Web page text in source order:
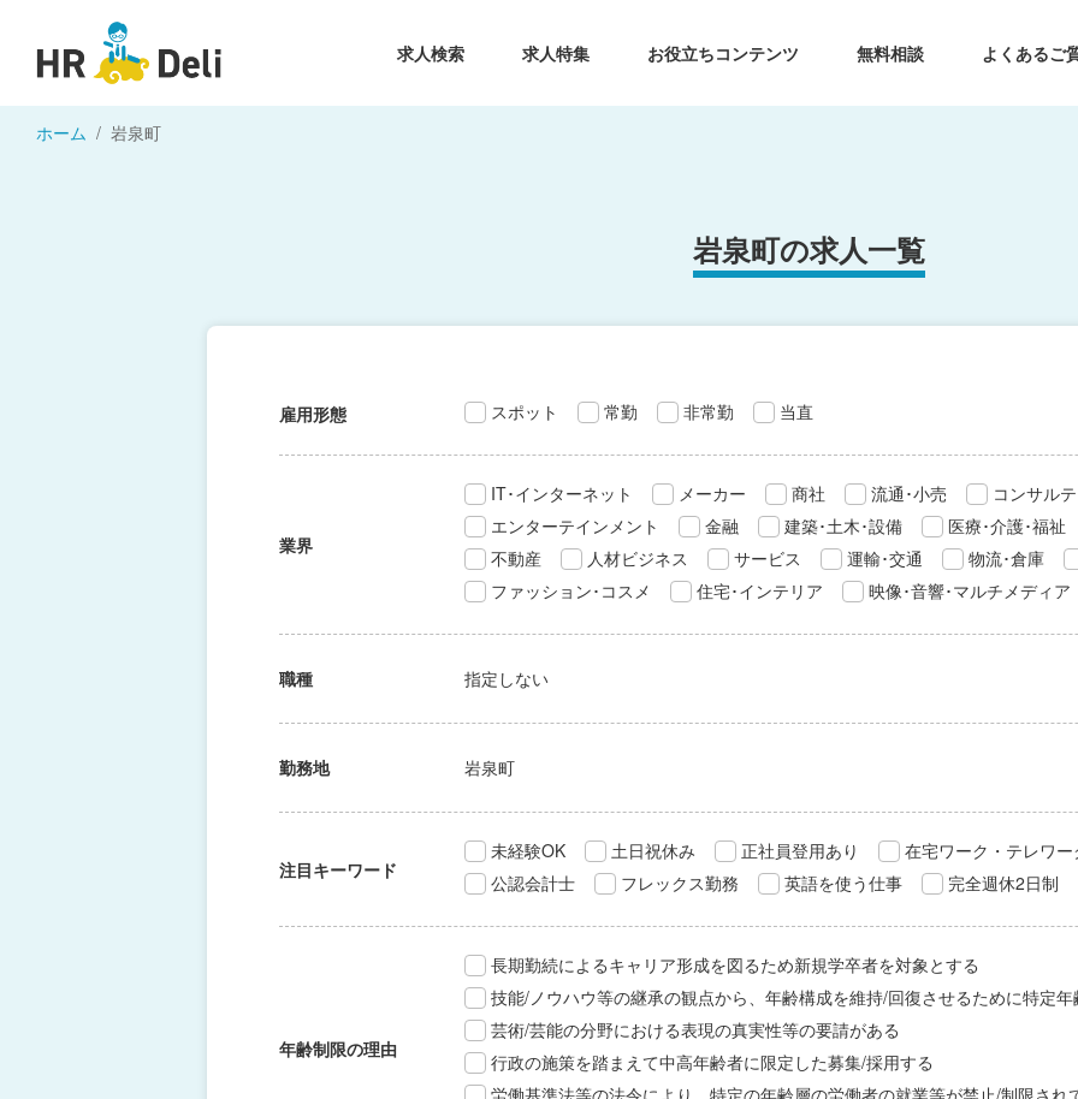
求人検索 求人特集 お役立ちコンテンツ 無料相談 よくあるご
ホーム 岩泉町
岩泉町の求人一覧
雇用形態 スポット 常勤 非常勤 当直
業界
IT･インターネット メーカー 商社 流通･小売
コンサル
エンターテインメント
金融 建築･土木･設備
医療･介護･福祉
不動産
人材ビジネス サービス 運輸･交通
物流･倉庫
ファッション･コスメ
住宅･インテリア 映像･音響･マルチメディア
職種 指定しない
勤務地 岩泉町
注目キーワード
未経験OK 土日祝休み 正社員登用あり
在宅ワーク・テレワー
公認会計士
フレックス勤務 英語を使う仕事 完全週休2日制
年齢制限の理由
長期勤続によるキャリア形成を図るため新規学卒者を対象とする
技能/ノウハウ等の継承の観点から、年齢構成を維持/回復させるために特定
芸術/芸能の分野における表現の真実性等の要請がある
行政の施策を踏まえて中高年齢者に限定した募集/採用する
労働基準法等の法令により、特定の年齢層の労働者の就業等が禁止/制限され